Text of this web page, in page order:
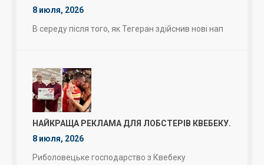
8 июля, 2026
В середу після того, як Тегеран здійснив нові нап
НАЙКРАЩА РЕКЛАМА ДЛЯ ЛОБСТЕРІВ КВЕБЕКУ.
8 июля, 2026
Риболовецьке господарство з Квебеку